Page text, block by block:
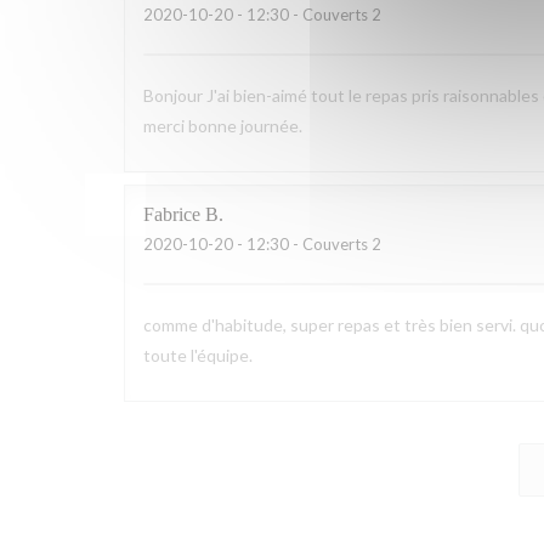
2020-10-20 - 12:30 - Couverts 2
Bonjour J'ai bien-aimé tout le repas pris
merci bonne journée.
Fabrice B
2020-10-20 - 12:30 - Couverts 2
comme d'habitude, super repas et très bien servi.
toute l'équipe.